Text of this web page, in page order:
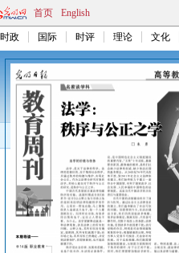
首页 English
时政 国际 时评 理论 文化